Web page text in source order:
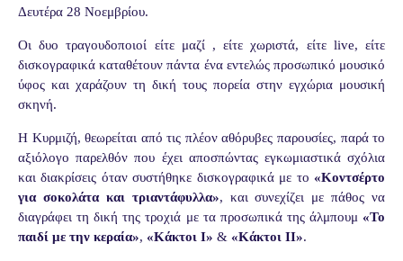
Δευτέρα 28 Νοεμβρίου.
Οι δυο τραγουδοποιοί είτε μαζί,είτε χωριστά, είτε live,είτε
δισκογραφικά καταθέτουν πάντα ένα εντελώς προσωπικό μουσικό
ύφος και χαράζουν τη δική τους πορεία στην εγχώρια μουσική
σκηνή.
Η Κυρμιζή,θεωρείται από τις πλέον αθόρυβες παρουσίες, παρά το
αξιόλογο παρελθόν που έχει αποσπώντας εγκωμιαστικά σχόλια
και διακρίσεις όταν συστήθηκε δισκογραφικά με το «Κοντσέρτο
για σοκολάτα και τριαντάφυλλα», και συνεχίζει με πάθος να
διαγράφει τη δική της τροχιά με τα προσωπικά της άλμπουμ «Το
παιδί με την κεραία», «Κάκτοι Ι» & «Κάκτοι ΙΙ».